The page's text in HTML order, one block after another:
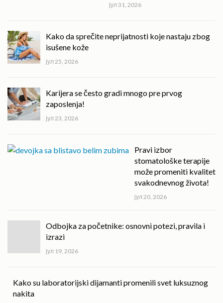
јул 31, 2026
Kako da sprečite neprijatnosti koje nastaju zbog
isušene kože
јул 25, 2026
Karijera se često gradi mnogo pre prvog
zaposlenja!
јул 23, 2026
Pravi izbor
stomatološke terapije
može promeniti kvalitet
svakodnevnog života!
јул 20, 2026
Odbojka za početnike: osnovni potezi, pravila i
izrazi
јул 19, 2026
Kako su laboratorijski dijamanti promenili svet luksuznog
nakita